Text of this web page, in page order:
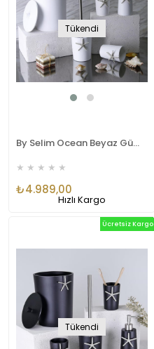
Tükendi
By Selim Ocean Beyaz Gümüş 5 Parça Polyester Banyo Seti
★ ★ ★ ★ ★
₺4.989,00
Hızlı Kargo
Tükendi
Ücretsiz Kargo